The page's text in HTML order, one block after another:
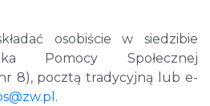
osobiście w siedzibie
Pomocy Społecznej
8), pocztą tradycyjną lub e-
.